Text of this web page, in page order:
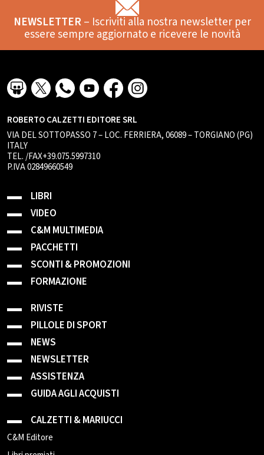
NEWSLETTER– Iscriviti alla nostra newsletter per
essere sempre aggiornato e ricevere le novità
ROBERTO CALZETTI EDITORE SRL
VIA DEL SOTTOPASSO 7 – LOC. FERRIERA, 06089 – TORGIANO (PG)
ITALY
TEL. /FAX+39.075.5997310
P.IVA 02849660549
LIBRI
VIDEO
C&M MULTIMEDIA
PACCHETTI
SCONTI & PROMOZIONI
FORMAZIONE
RIVISTE
PILLOLE DI SPORT
NEWS
NEWSLETTER
ASSISTENZA
GUIDA AGLI ACQUISTI
CALZETTI & MARIUCCI
C&M Editore